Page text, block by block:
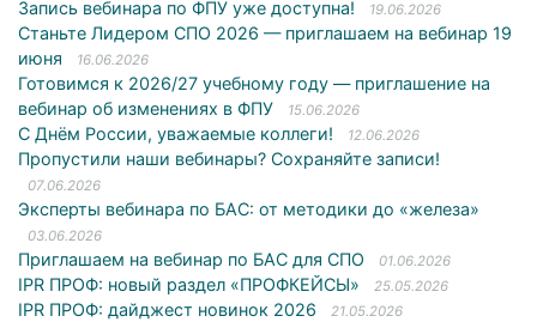
Запись вебинара по ФПУ уже доступна! 19.06.2026
Станьте Лидером СПО 2026 — приглашаем на вебинар 19
июня
16.06.2026
Готовимся к 2026/27 учебному году — приглашение на
вебинар об изменениях в ФПУ
15.06.2026
С Днём России, уважаемые коллеги! 12.06.2026
Пропустили наши вебинары? Сохраняйте записи!
07.06.2026
Эксперты вебинара по БАС: от методики до «железа»
03.06.2026
Приглашаем на вебинар по БАС для СПО 01.06.2026
IPR ПРОФ: новый раздел «ПРОФКЕЙСЫ» 25.05.2026
IPR ПРОФ: дайджест новинок 2026 21.05.2026